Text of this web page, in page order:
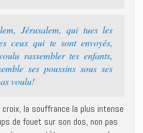
Jérusalem, qui tues les
ceux qui te sont envoyés,
rassembler tes enfants,
ses poussins sous ses
voulu!
la souffrance la plus intense
de fouet sur son dos, non pas